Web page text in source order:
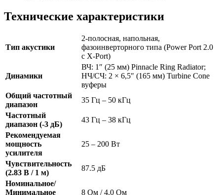
Технические характеристики
Тип акустики
2-полосная, напольная,
фазоинверторного типа (Power Port 2.0
с X-Port)
Динамики
ВЧ: 1″ (25 мм) Pinnacle Ring Radiator;
НЧ/СЧ: 2 × 6,5″ (165 мм) Turbine Cone
вуферы
Общий частотный
диапазон
35 Гц – 50 кГц
Частотный
диапазон (-3 дБ)
43 Гц – 38 кГц
Рекомендуемая
мощность
усилителя
25 – 200 Вт
Чувствительность
(2.83 В / 1 м)
87.5 дБ
Номинальное/
Минимальное
8 Ом / 4.0 Ом